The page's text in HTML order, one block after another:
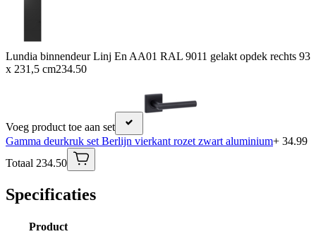
Lundia binnendeur Linj En AA01 RAL 9011 gelakt opdek rechts 93
x 231,5 cm234.50
Voeg product toe aan set
Gamma deurkruk set Berlijn vierkant rozet zwart aluminium+ 34.99
Totaal 234.50
Specificaties
Product